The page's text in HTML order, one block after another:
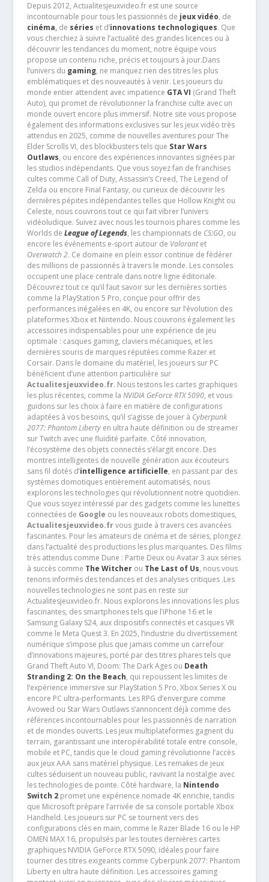
Depuis 2012, Actualitesjeuxvideo.fr est une source
incontournable pour tous les passionnés de jeux vidéo, de
cinéma,de séries et d’innovations technologiques. Que
vous cherchiez à suivre l’actualité des grandes licences ou à
découvrir les tendances du moment, notre équipe vous
propose un contenu riche, précis et toujours à jour.Dans
l’univers du gaming, ne manquez rien des titres les plus
emblématiques et des nouveautés à venir. Les joueurs du
monde entier attendent avec impatience GTA VI (Grand Theft
Auto), qui promet de révolutionner la franchise culte avec un
monde ouvert encore plus immersif. Notre site vous propose
également des informations exclusives sur les jeux vidéo très
attendus en 2025, comme de nouvelles aventures pour The
Elder Scrolls VI, des blockbusters tels que Star Wars
Outlaws, ou encore des expériences innovantes signées par
les studios indépendants. Que vous soyez fan de franchises
cultes comme Call of Duty, Assassin’s Creed, The Legend of
Zelda ou encore Final Fantasy, ou curieux de découvrir les
dernières pépites indépendantes telles que Hollow Knight ou
Celeste, nous couvrons tout ce qui fait vibrer l’univers
vidéoludique. Suivez avec nous les tournois phares comme les
Worlds de League of Legends, les championnats de CS:GO, ou
encore les événements e-sport autour de Valorantet
Overwatch 2. Ce domaine en plein essor continue de fédérer
des millions de passionnés à travers le monde. Les consoles
occupent une place centrale dans notre ligne éditoriale.
Découvrez tout ce qu’il faut savoir sur les dernières sorties
comme la PlayStation 5 Pro, conçue pour offrir des
performances inégalées en 4K, ou encore sur l’évolution des
plateformes Xbox et Nintendo. Nous couvrons également les
accessoires indispensables pour une expérience de jeu
optimale : casques gaming, claviers mécaniques, et les
dernières souris de marques réputées comme Razer et
Corsair. Dans le domaine du matériel, les joueurs sur PC
bénéficient d’une attention particulière sur
Actualitesjeuxvideo.fr. Nous testons les cartes graphiques
les plus récentes, comme la NVIDIA GeForce RTX 5090, et vous
guidons sur les choix à faire en matière de configurations
adaptées à vos besoins, qu’il s’agisse de jouer à Cyberpunk
2077: Phantom Libertyen ultra haute définition ou de streamer
sur Twitch avec une fluidité parfaite. Côté innovation,
l’écosystème des objets connectés s’élargit encore. Des
montres intelligentes de nouvelle génération aux écouteurs
sans fil dotés d’intelligence artificielle, en passant par des
systèmes domotiques entièrement automatisés, nous
explorons les technologies qui révolutionnent notre quotidien.
Que vous soyez intéressé par des gadgets comme les lunettes
connectées de Google ou les nouveaux robots domestiques,
Actualitesjeuxvideo.frvous guide à travers ces avancées
fascinantes. Pour les amateurs de cinéma et de séries, plongez
dans l’actualité des productions les plus marquantes. Des films
très attendus comme Dune : Partie Deux ou Avatar 3 aux séries
à succès comme The Witcherou The Last of Us, nous vous
tenons informés des tendances et des analyses critiques .Les
nouvelles technologies ne sont pas en reste sur
Actualitesjeuxvideo.fr. Nous explorons les innovations les plus
fascinantes, des smartphones tels que l’iPhone 16 et le
Samsung Galaxy S24, aux dispositifs connectés et casques VR
comme le Meta Quest 3. En 2025, l’industrie du divertissement
numérique s’impose plus que jamais comme un carrefour
d’innovations majeures, porté par des titres phares tels que
Grand Theft Auto VI, Doom: The Dark Ages ou Death
Stranding 2: On the Beach, qui repoussent les limites de
l’expérience immersive sur PlayStation 5 Pro, Xbox Series X ou
encore PC ultra-performants. Les RPG d’envergure comme
Avowed ou Star Wars Outlaws s’annoncent déjà comme des
références incontournables pour les passionnés de narration
et de mondes ouverts. Les jeux multiplateformes gagnent du
terrain, garantissant une interopérabilité totale entre console,
mobile et PC, tandis que le cloud gaming révolutionne l’accès
aux jeux AAA sans matériel physique. Les remakes de jeux
cultes séduisent un nouveau public, ravivant la nostalgie avec
les technologies de pointe. Côté hardware, la Nintendo
Switch 2promet une expérience nomade 4K enrichie, tandis
que Microsoft prépare l’arrivée de sa console portable Xbox
Handheld. Les joueurs sur PC se tournent vers des
configurations clés en main, comme le Razer Blade 16 ou le HP
OMEN MAX 16, propulsés par les toutes dernières cartes
graphiques NVIDIA GeForce RTX 5090, idéales pour faire
tourner des titres exigeants comme Cyberpunk 2077: Phantom
Liberty en ultra haute définition. Les accessoires gaming